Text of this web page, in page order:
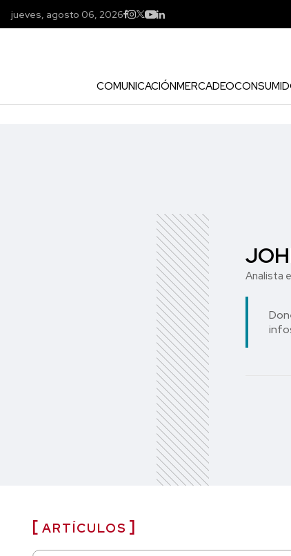
jueves, agosto 06, 2026
COMUNICACIÓNMERCADEO
Analista
ARTÍCULOS